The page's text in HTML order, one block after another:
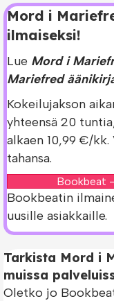
Mord i
ilmaiseksi!
Lue Mord i
Mariefred
Kokeilujakson
yhteensä 20
alkaen 10,99 €/
tahansa.
Bookbeat
Bookbeatin
uusille asiakkaille.
Tarkista Mord i
muissa
Oletko jo